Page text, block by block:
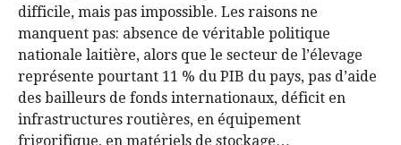
difficile, mais pas impossible. Les raisons ne
manquent pas: absence de véritable politique
nationale laitière, alors que le secteur de l’élevage
représente pourtant 11 % du PIB du pays, pas d’aide
des bailleurs de fonds internationaux, déficit en
infrastructures routières, en équipement
frigorifique, en matériels de stockage…